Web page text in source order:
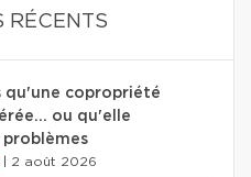
RÉCENTS
qu'une copropriété
ou qu'elle
problèmes
2 août 2026